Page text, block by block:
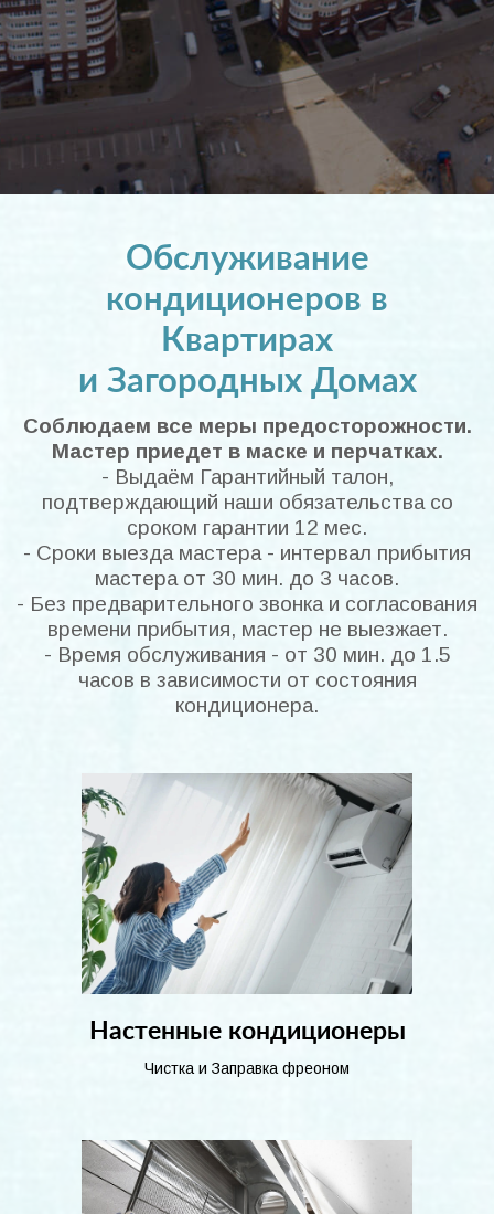
Обслуживание
кондиционеров в
Квартирах
и Загородных Домах
Соблюдаем все меры предосторожности.
Мастер приедет в маске и перчатках.
- Выдаём Гарантийный талон,
подтверждающий наши обязательства со
сроком гарантии 12 мес.
- Сроки выезда мастера - интервал прибытия
мастера от 30 мин. до 3 часов.
- Без предварительного звонка и согласования
времени прибытия, мастер не выезжает.
- Время обслуживания - от 30 мин. до 1.5
часов в зависимости от состояния
кондиционера.
Настенные кондиционеры
Чистка и Заправка фреоном